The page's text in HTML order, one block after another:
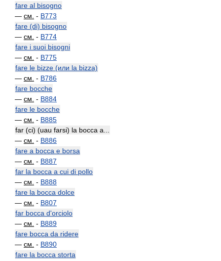
fare al bisogno
— см. - B773
fare (di) bisogno
— см. - B774
fare i suoi bisogni
— см. - B775
fare le bizze (или la bizza)
— см. - B786
fare bocche
— см. - B884
fare le bocche
— см. - B885
far (ci) (uau farsi) la bocca a...
— см. - B886
fare a bocca e borsa
— см. - B887
far la bocca a cui di pollo
— см. - B888
fare la bocca dolce
— см. - B807
far bocca d'orciolo
— см. - B889
fare bocca da ridere
— см. - B890
fare la bocca storta